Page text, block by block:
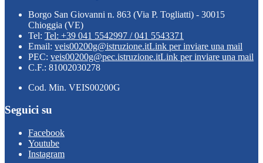
Borgo San Giovanni n. 863 (Via P. Togliatti) - 30015
Chioggia (VE)
Tel: Tel: +39 041 5542997 / 041 5543371
Email: veis00200g@istruzione.itLink per inviare una mail
PEC: veis00200g@pec.istruzione.itLink per inviare una mail
C.F.: 81002030278
Cod. Min. VEIS00200G
Seguici su
Facebook
Youtube
Instagram